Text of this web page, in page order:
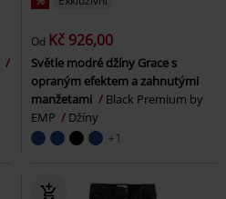
Od Kč 926,00
Světle modré džíny Grace s
opraným efektem a zahnutými
manžetami
Black Premium by
EMP
Džíny
+1